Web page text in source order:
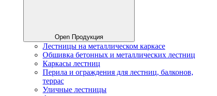
Open Продукция
Лестницы на металлическом каркасе
Обшивка бетонных и металлических лестниц
Каркасы лестниц
Перила и ограждения для лестниц, балконов,
террас
Уличные лестницы